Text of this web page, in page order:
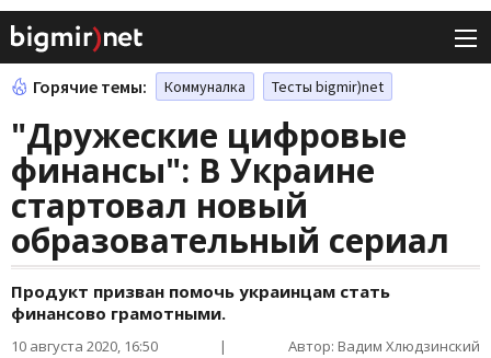
Горячие темы: Коммуналка Тесты bigmir)net
"Дружеские цифровые
финансы": В Украине
стартовал новый
образовательный сериал
Продукт призван помочь украинцам стать
финансово грамотными.
10 августа 2020, 16:50 | Автор: Вадим Хлюдзинский